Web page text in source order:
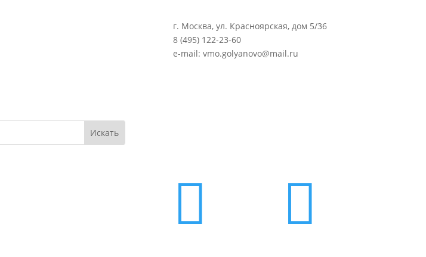
г. Москва, ул. Красноярская, дом 5/36
8 (495) 122-23-60
e-mail: vmo.golyanovo@mail.ru
 